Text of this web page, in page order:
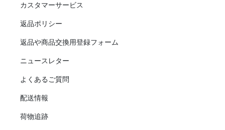
カスタマーサービス
返品ポリシー
返品や商品交換用登録フォーム
ニュースレター
よくあるご質問
配送情報
荷物追跡